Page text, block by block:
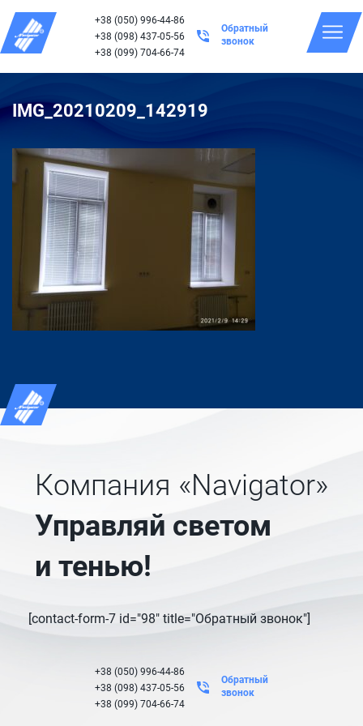
+38 (050) 996-44-86
+38 (098) 437-05-56
+38 (099) 704-66-74
Обратный
звонок
IMG_20210209_142919
Компания «Navigator»
Управляй светом
и тенью!
[contact-form-7 id="98" title="Обратный звонок"]
+38 (050) 996-44-86
+38 (098) 437-05-56
+38 (099) 704-66-74
Обратный
звонок